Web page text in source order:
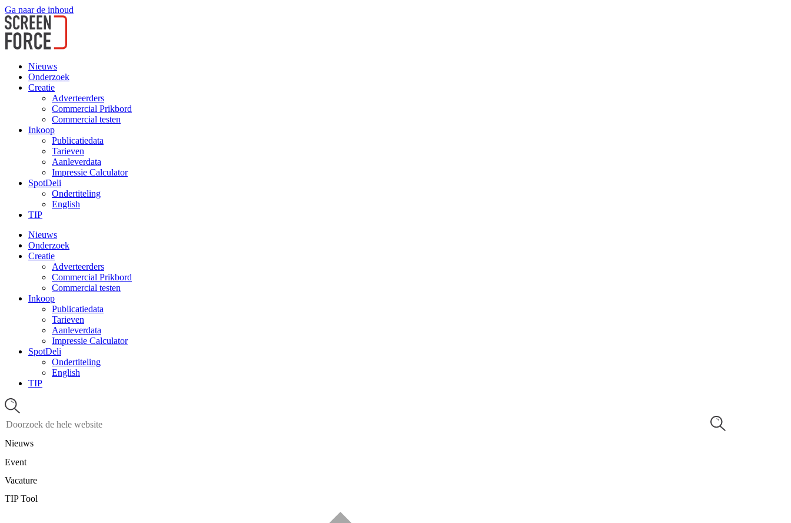
Ga naar de inhoud
Nieuws
Onderzoek
Creatie
Adverteerders
Commercial Prikbord
Commercial testen
Inkoop
Publicatiedata
Tarieven
Aanleverdata
Impressie Calculator
SpotDeli
Ondertiteling
English
TIP
Nieuws
Onderzoek
Creatie
Adverteerders
Commercial Prikbord
Commercial testen
Inkoop
Publicatiedata
Tarieven
Aanleverdata
Impressie Calculator
SpotDeli
Ondertiteling
English
TIP
Nieuws
Event
Vacature
TIP Tool